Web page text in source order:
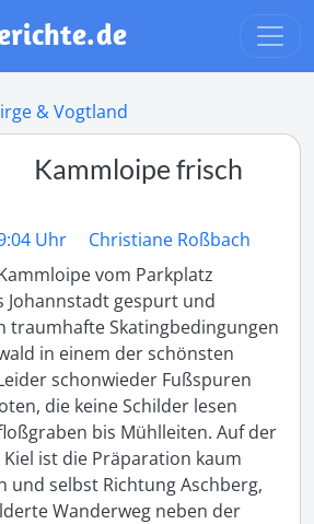
& Vogtland
Kammloipe frisch
Uhr
Christiane Roßbach
vom Parkplatz
Johannstadt gespurt und
traumhafte Skatingbedingungen
in einem der schönsten
schonwieder Fußspuren
die keine Schilder lesen
bis Mühlleiten. Auf der
ist die Präparation kaum
und selbst Richtung Aschberg,
Wanderweg neben der